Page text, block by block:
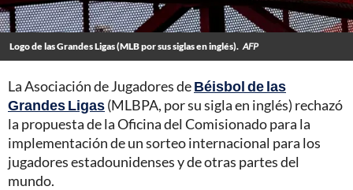
Logo de las Grandes Ligas (MLB por sus siglas en inglés). AFP
La Asociación de Jugadores deBéisbol de las
Grandes Ligas(MLBPA, por su sigla en inglés) rechazó
la propuesta de la Oficina del Comisionado para la
implementación de un sorteo internacional para los
jugadores estadounidenses y de otras partes del
mundo.